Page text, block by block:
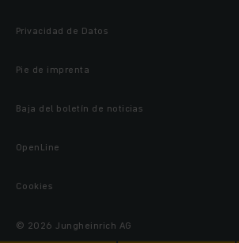
Privacidad de Datos
Pie de imprenta
Baja del boletín de noticias
OpenLine
Cookies
© 2026 Jungheinrich AG